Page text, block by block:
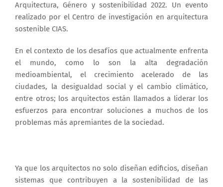
Arquitectura, Género y sostenibilidad 2022. Un evento
realizado por el Centro de investigación en arquitectura
sostenible CIAS.
En el contexto de los desafíos que actualmente enfrenta
el mundo, como lo son la alta degradación
medioambiental, el crecimiento acelerado de las
ciudades, la desigualdad social y el cambio climático,
entre otros; los arquitectos están llamados a liderar los
esfuerzos para encontrar soluciones a muchos de los
problemas más apremiantes de la sociedad.
Ya que los arquitectos no solo diseñan edificios, diseñan
sistemas que contribuyen a la sostenibilidad de las